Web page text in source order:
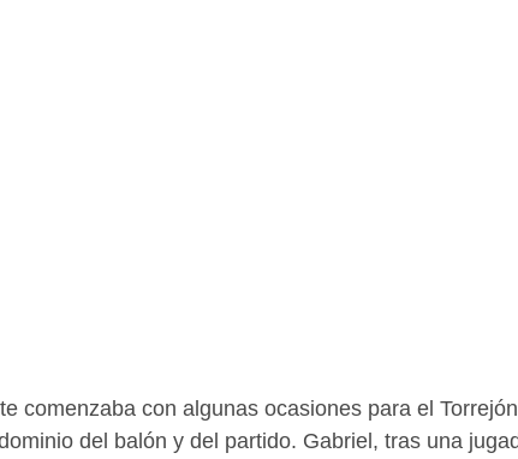
comenzaba con algunas ocasiones para el
del balón y del partido. Gabriel, tras una